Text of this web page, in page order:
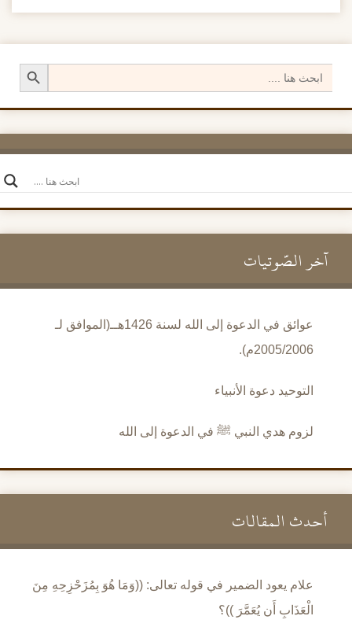
for:
Search Button
آخر الصَّوتيات
عوائق في الدعوة إلى الله لسنة 1426هــ(الموافق لـ
2005/2006م).
التوحيد دعوة الأنبياء
لزوم هدي النبي ﷺ في الدعوة إلى الله
أحدث المقالات
علام يعود الضمير في قوله تعالى: ((وَمَا هُوَ بِمُزَحْزِحِهِ مِنَ
الْعَذَابِ أَن يُعَمَّرَ ))؟